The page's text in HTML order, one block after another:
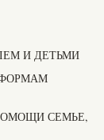
И ДЕТЬМИ
СЕМЬЕ,